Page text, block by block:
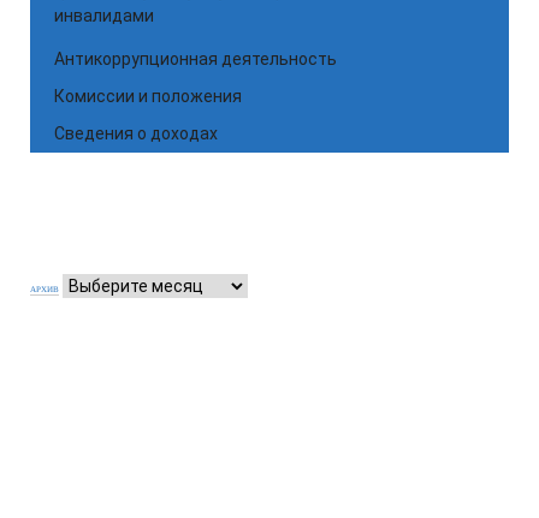
инвалидами
Антикоррупционная деятельность
Комиссии и положения
Сведения о доходах
АРХИВ